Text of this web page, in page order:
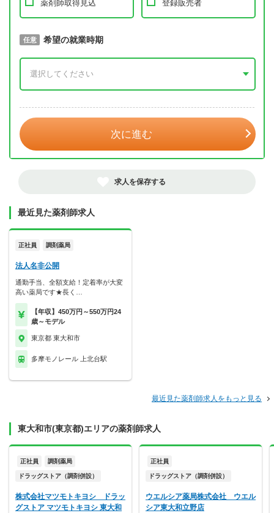
薬剤師取得見込 登録販売者
必須 取得予定年
任意 希望の就業時期
次に進む
求人を保存する
最近見た薬剤師求人
正社員 調剤薬局
法人名非公開
通勤手当、全額支給！定着率が大変
高い薬局です★長く…
【年収】450万円～550万円24
歳～モデル
東京都 東大和市
多摩モノレール 上北台駅
最近見た薬剤師求人をもっと見る
東大和市(東京都)エリアの薬剤師求人
正社員 調剤薬局
ドラッグストア（調剤併設）
株式会社マツモトキヨシ ドラッ
グストア マツモトキヨシ 東大和
正社員
ドラッグストア（調剤併設）
ウエルシア薬局株式会社 ウエル
シア東大和立野店